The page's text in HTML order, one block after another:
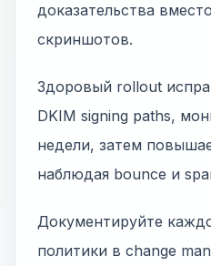
доказательства
скриншотов.
Здоровый rollout
DKIM signing paths,
недели, затем
наблюдая bounce и
Документируйте
политики в change